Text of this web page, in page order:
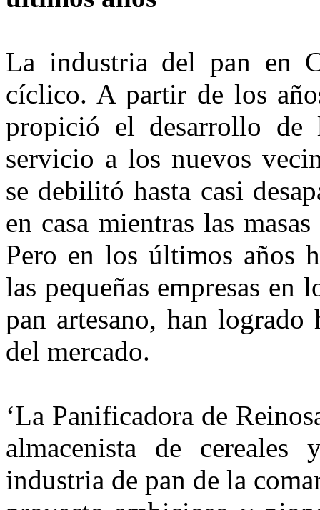
La industria del pan en
cíclico. A partir de los
propició el desa­rrollo de
servicio a los nuevos
se debilitó hasta casi
en casa mientras las
Pero en los últimos años
las pequeñas empresas en
pan artesano, han logrado
del mercado.
‘La Panificadora de
al­macenista de
industria de pan de la